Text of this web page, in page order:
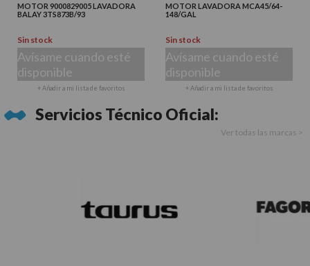
MOTOR 9000829005 LAVADORA
BALAY 3TS873B/93
Sin stock
Avísame cuando esté
disponible
+ Añadir a mi lista de favoritos
MOTOR LAVADORA MCA45/64-
148/GAL
Sin stock
Avísame cuando esté
disponible
+ Añadir a mi lista de favoritos
Servicios Técnico Oficial:
Ver todas las marcas >